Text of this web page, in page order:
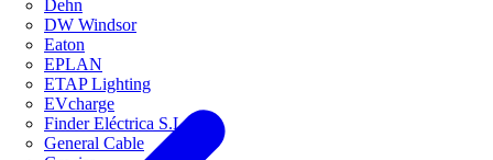
Dehn
DW Windsor
Eaton
EPLAN
ETAP Lighting
EVcharge
Finder Eléctrica S.L.U
General Cable